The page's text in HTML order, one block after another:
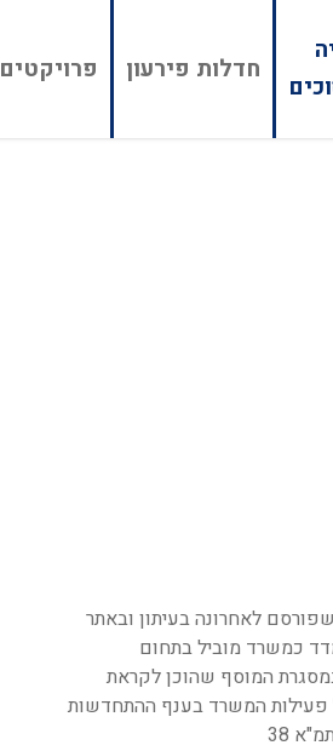
חדלות פירעון פרויקטים
לאחרונה בעיתון ובאתר
כמשרד מוביל בתחום
המוסף שהוכן לקראת
פעילות המשרד בענף ההתחדשות
38